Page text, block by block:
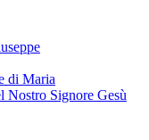
di Maria
Nostro Signore Gesù